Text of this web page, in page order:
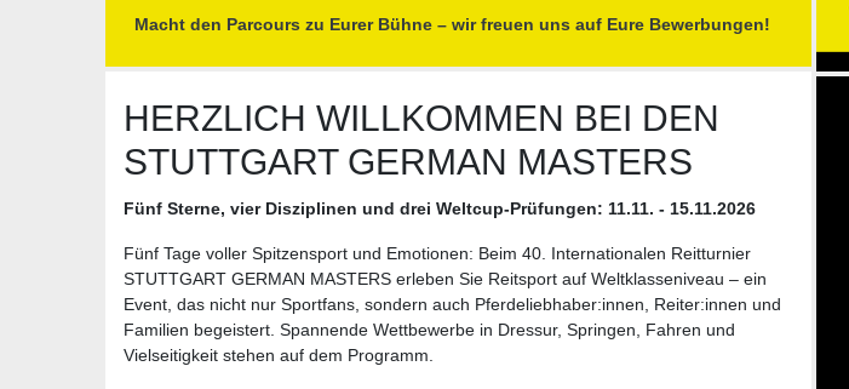
Macht den Parcours zu Eurer Bühne – wir freuen uns auf Eure Bewerbungen!
HERZLICH WILLKOMMEN BEI DEN
STUTTGART GERMAN MASTERS
Fünf Sterne, vier Disziplinen und drei Weltcup-Prüfungen: 11.11. - 15.11.2026
Fünf Tage voller Spitzensport und Emotionen: Beim 40. Internationalen Reitturnier
STUTTGART GERMAN MASTERS erleben Sie Reitsport auf Weltklasseniveau – ein
Event, das nicht nur Sportfans, sondern auch Pferdeliebhaber:innen, Reiter:innen und
Familien begeistert. Spannende Wettbewerbe in Dressur, Springen, Fahren und
Vielseitigkeit stehen auf dem Programm.